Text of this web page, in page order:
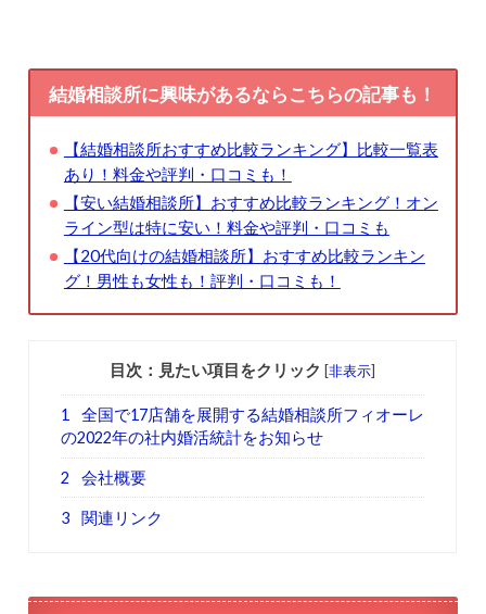
結婚相談所に興味があるならこちらの記事も！
【結婚相談所おすすめ比較ランキング】比較一覧表
あり！料金や評判・口コミも！
【安い結婚相談所】おすすめ比較ランキング！オン
ライン型は特に安い！料金や評判・口コミも
【20代向けの結婚相談所】おすすめ比較ランキン
グ！男性も女性も！評判・口コミも！
目次：見たい項目をクリック [非表示]
1
全国で17店舗を展開する結婚相談所フィオーレ
の2022年の社内婚活統計をお知らせ
2 会社概要
3 関連リンク